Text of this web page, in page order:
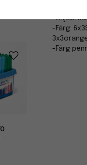
-Kan
-
-Färg:
-Färg